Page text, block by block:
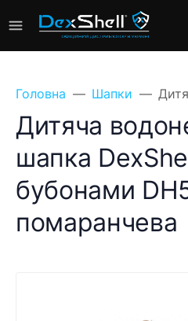
Головна Шапки
Дитяча
шапка
бубонами
помаранчева